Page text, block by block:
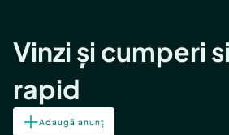
Vinzi și cumperi
rapid
Adaugă anunț